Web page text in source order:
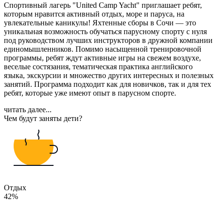
Спортивный лагерь "United Camp Yacht" приглашает ребят,
которым нравится активный отдых, море и паруса, на
увлекательные каникулы! Яхтенные сборы в Сочи — это
уникальная возможность обучаться парусному спорту с нуля
под руководством лучших инструкторов в дружной компании
единомышленников. Помимо насыщенной тренировочной
программы, ребят ждут активные игры на свежем воздухе,
веселые состязания, тематическая практика английского
языка, экскурсии и множество других интересных и полезных
занятий. Программа подходит как для новичков, так и для тех
ребят, которые уже имеют опыт в парусном спорте.
читать далее...
Чем будут заняты дети?
Отдых
42%